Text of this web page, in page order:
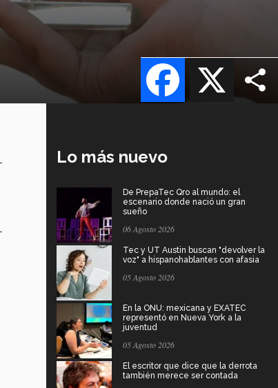
X
Facebook
Lo más nuevo
De PrepaTec Qro al mundo: el
escenario donde nació un gran
sueño
06 Agosto 2026
Tec y UT Austin buscan "devolver la
voz" a hispanohablantes con afasia
05 Agosto 2026
En la ONU: mexicana y EXATEC
representó en Nueva York a la
juventud
05 Agosto 2026
El escritor que dice que la derrota
también merece ser contada